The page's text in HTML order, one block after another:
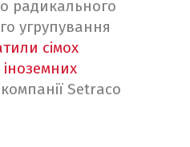
радикального
угрупування
сімох
компанії Setraco